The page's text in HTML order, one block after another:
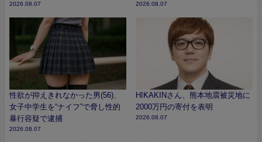
2026.08.07 2026.08.07
性欲が抑えきれなかった男(56)、
女子中学生を“ナイフ”で脅し性的
暴行容疑で逮捕
2026.08.07
HIKAKINさん、熊本地震被災地に
2000万円の寄付を表明
2026.08.07